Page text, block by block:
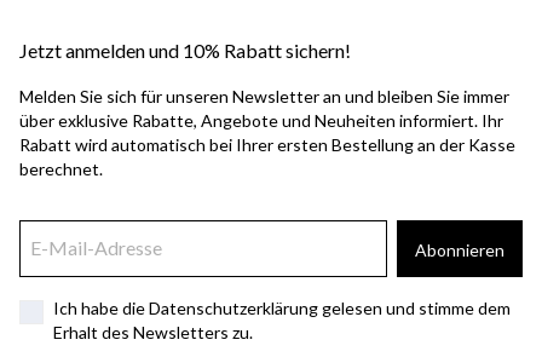
Jetzt anmelden und 10% Rabatt sichern!
Melden Sie sich für unseren Newsletter an und bleiben Sie immer
über exklusive Rabatte, Angebote und Neuheiten informiert. Ihr
Rabatt wird automatisch bei Ihrer ersten Bestellung an der Kasse
berechnet.
Abonnieren
Ich habe die Datenschutzerklärung gelesen und stimme dem
Erhalt des Newsletters zu.